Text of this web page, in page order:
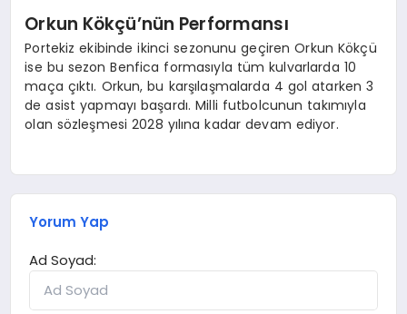
Orkun Kökçü’nün Performansı
Portekiz ekibinde ikinci sezonunu geçiren Orkun Kökçü
ise bu sezon Benfica formasıyla tüm kulvarlarda 10
maça çıktı. Orkun, bu karşılaşmalarda 4 gol atarken 3
de asist yapmayı başardı. Milli futbolcunun takımıyla
olan sözleşmesi 2028 yılına kadar devam ediyor.
Yorum Yap
Ad Soyad: